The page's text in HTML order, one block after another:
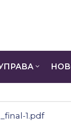
1.pdf